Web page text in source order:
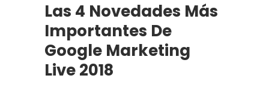
Las 4 Novedades Más
Importantes De
Google Marketing
Live 2018